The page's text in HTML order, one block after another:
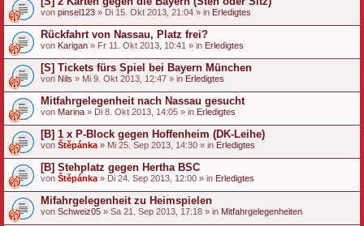
von pinsel123 » Di 15. Okt 2013, 21:04 » in Erledigtes
Rückfahrt von Nassau, Platz frei?
von Karigan » Fr 11. Okt 2013, 10:41 » in Erledigtes
[S] Tickets fürs Spiel bei Bayern München
von Nils » Mi 9. Okt 2013, 12:47 » in Erledigtes
Mitfahrgelegenheit nach Nassau gesucht
von Marina » Di 8. Okt 2013, 14:05 » in Erledigtes
[B] 1 x P-Block gegen Hoffenheim (DK-Leihe)
von Štěpánka » Mi 25. Sep 2013, 14:30 » in Erledigtes
[B] Stehplatz gegen Hertha BSC
von Štěpánka » Di 24. Sep 2013, 12:00 » in Erledigtes
Mifahrgelegenheit zu Heimspielen
von Schweiz05 » Sa 21. Sep 2013, 17:18 » in Mitfahrgelegenheiten